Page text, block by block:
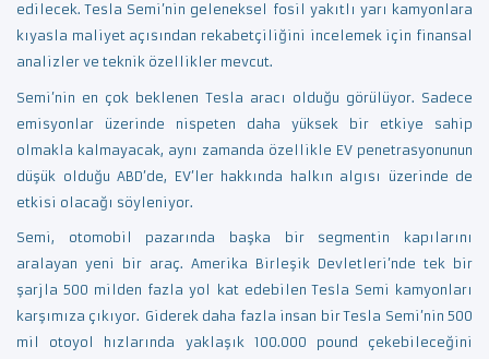
edilecek. Tesla Semi’nin geleneksel fosil yakıtlı yarı kamyonlara
kıyasla maliyet açısından rekabetçiliğini incelemek için finansal
analizler ve teknik özellikler mevcut.
Semi’nin en çok beklenen Tesla aracı olduğu görülüyor. Sadece
emisyonlar üzerinde nispeten daha yüksek bir etkiye sahip
olmakla kalmayacak, aynı zamanda özellikle EV penetrasyonunun
düşük olduğu ABD’de, EV’ler hakkında halkın algısı üzerinde de
etkisi olacağı söyleniyor.
Semi, otomobil pazarında başka bir segmentin kapılarını
aralayan yeni bir araç. Amerika Birleşik Devletleri’nde tek bir
şarjla 500 milden fazla yol kat edebilen Tesla Semi kamyonları
karşımıza çıkıyor. Giderek daha fazla insan bir Tesla Semi’nin 500
mil otoyol hızlarında yaklaşık 100.000 pound çekebileceğini